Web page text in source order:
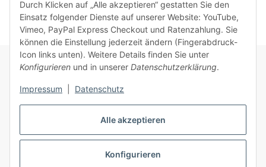
Alle akzeptieren
Konfigurieren
Durch Klicken auf „Alle akzeptieren“ gestatten Sie den
Einsatz folgender Dienste auf unserer Website: YouTube,
Vimeo, PayPal Express Checkout und Ratenzahlung. Sie
können die Einstellung jederzeit ändern (Fingerabdruck-
Icon links unten). Weitere Details finden Sie unter
Konfigurieren und in unserer Datenschutzerklärung.
Impressum Datenschutz
Informationen
Gesetzliche Informationen